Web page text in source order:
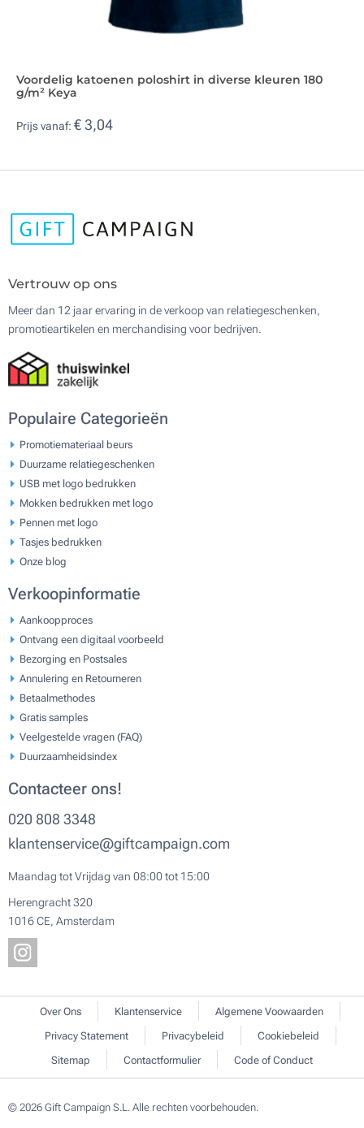
Voordelig katoenen poloshirt in diverse kleuren 180
g/m² Keya
Prijs vanaf: € 3,04
Vertrouw op ons
Meer dan 12 jaar ervaring in de verkoop van relatiegeschenken,
promotieartikelen en merchandising voor bedrijven.
Populaire Categorieën
Promotiemateriaal beurs
Duurzame relatiegeschenken
USB met logo bedrukken
Mokken bedrukken met logo
Pennen met logo
Tasjes bedrukken
Onze blog
Verkoopinformatie
Aankoopproces
Ontvang een digitaal voorbeeld
Bezorging en Postsales
Annulering en Retourneren
Betaalmethodes
Gratis samples
Veelgestelde vragen (FAQ)
Duurzaamheidsindex
Contacteer ons!
020 808 3348
klantenservice@giftcampaign.com
Maandag tot Vrijdag van 08:00 tot 15:00
Herengracht 320
1016 CE, Amsterdam
Over Ons Klantenservice
Algemene Voowaarden
Privacy Statement
Privacybeleid
Cookiebeleid
Sitemap
Contactformulier Code of Conduct
© 2026 Gift Campaign S.L. Alle rechten voorbehouden.